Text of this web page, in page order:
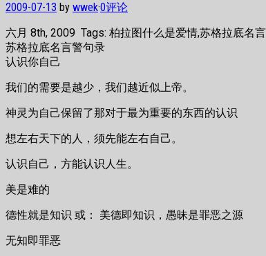
2009-07-13 by wwek·0评论
六月 8th, 2009 Tags: 柏拉图什么是爱情,苏格拉底名言
苏格拉底名言警句录
认识你自己
我们的需要是越少，我们越近似上帝。
神灵为自己保留了那对于最为重要的东西的认识
想左右天下的人，须先能左右自己。
认识自己，方能认识人生。
美是难的
德性就是知识 或： 美德即知识，愚昧是罪恶之源
无知即罪恶